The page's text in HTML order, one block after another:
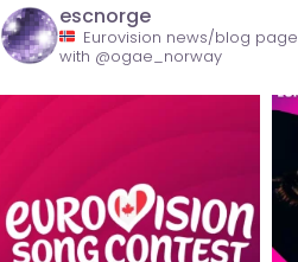
escnorge
Eurovision news/blog page
with @ogae_norway